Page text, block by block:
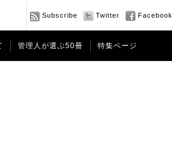
Subscribe Twitter Facebook
管理人が選ぶ50冊 特集ページ